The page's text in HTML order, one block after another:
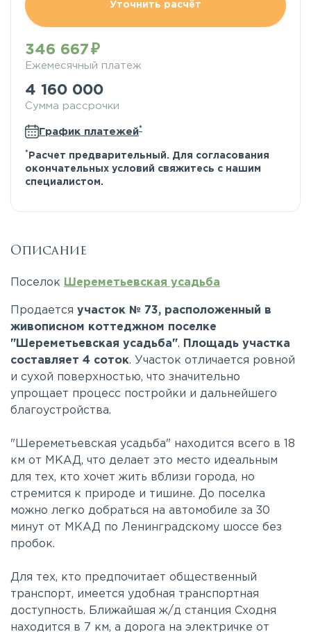
Уточнить расчёт
346 667
Ежемесячный платеж
4 160 000
Сумма рассрочки
График платежей*
* Расчет предварительный. Для согласования
окончательных условий свяжитесь с нашим
специалистом.
Описание
Поселок Шереметьевская усадьба
Продается участок № 73, расположенный в
живописном коттеджном поселке
"Шереметьевская усадьба". Площадь участка
составляет 4 соток. Участок отличается ровной
и сухой поверхностью, что значительно
упрощает процесс постройки и дальнейшего
благоустройства.
"Шереметьевская усадьба" находится всего в 18
км от МКАД, что делает это место идеальным
для тех, кто хочет жить вблизи города, но
стремится к природе и тишине. До поселка
можно легко добраться на автомобиле за 30
минут от МКАД по Ленинградскому шоссе без
пробок.
Для тех, кто предпочитает общественный
транспорт, имеется удобная транспортная
доступность. Ближайшая ж/д станция Сходня
находится в 7 км, а дорога на электричке от